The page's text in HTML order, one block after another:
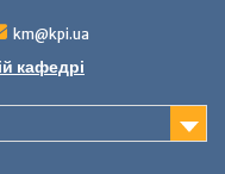
km@kpi.ua
кафедрі